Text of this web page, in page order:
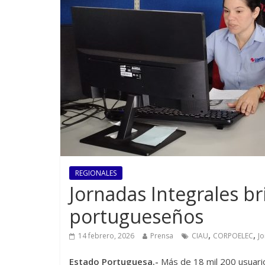
REGIONALES
Jornadas Integrales
portugueseños
14 febrero, 2026 Prensa CIAU, CORPOELEC,
Estado Portuguesa.- Más de 18 mil 200